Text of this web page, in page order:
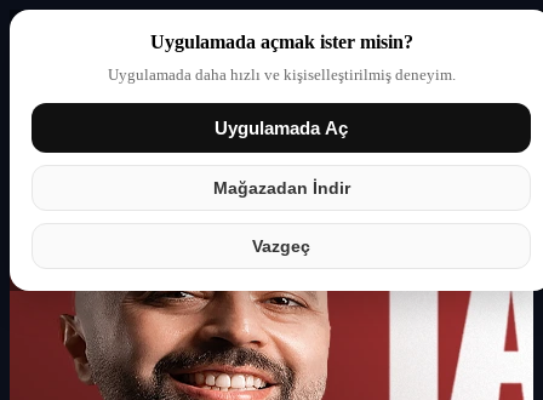
Uygulamada açmak ister misin?
Uygulamada daha hızlı ve kişiselleştirilmiş deneyim.
Uygulamada Aç
Mağazadan İndir
Vazgeç
Giriş yap Partner